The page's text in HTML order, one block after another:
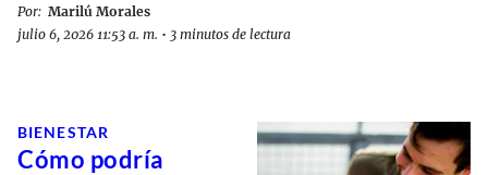
Por: Marilú Morales
julio 6, 2026 11:53 a. m. • 3 minutos de lectura
BIENESTAR
Cómo podría